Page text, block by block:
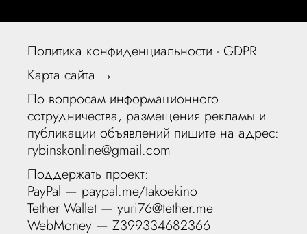
Политика конфиденциальности - GDPR
Карта сайта →
По вопросам информационного
сотрудничества, размещения рекламы и
публикации объявлений пишите на адрес:
rybinskonline@gmail.com
Поддержать проект:
PayPal — paypal.me/takoekino
Tether Wallet — yuri76@tether.me
WebMoney — Z399334682366